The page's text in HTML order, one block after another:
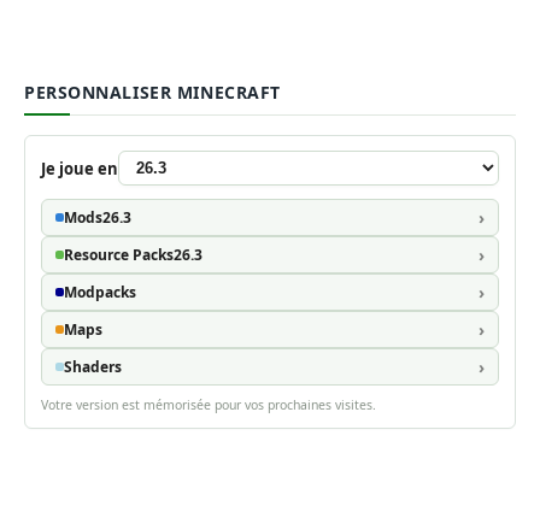
PERSONNALISER MINECRAFT
Je joue en
Mods26.3
Resource Packs26.3
Modpacks
Maps
Shaders
Votre version est mémorisée pour vos prochaines visites.